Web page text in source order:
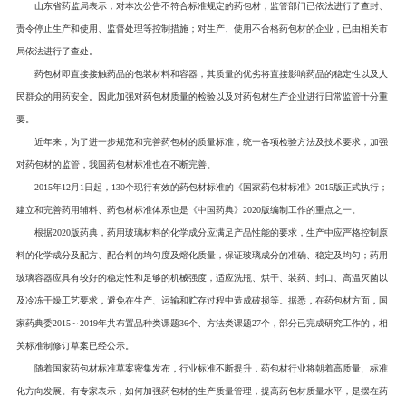
山东省药监局表示，对本次公告不符合标准规定的药包材，监管部门已依法进行了查封、
责令停止生产和使用、监督处理等控制措施；对生产、使用不合格药包材的企业，已由相关市
局依法进行了查处。
药包材即直接接触药品的包装材料和容器，其质量的优劣将直接影响药品的稳定性以及人
民群众的用药安全。因此加强对药包材质量的检验以及对药包材生产企业进行日常监管十分重
要。
近年来，为了进一步规范和完善药包材的质量标准，统一各项检验方法及技术要求，加强
对药包材的监管，我国药包材标准也在不断完善。
2015年12月1日起，130个现行有效的药包材标准的《国家药包材标准》2015版正式执行；
建立和完善药用辅料、药包材标准体系也是《中国药典》2020版编制工作的重点之一。
根据2020版药典，药用玻璃材料的化学成分应满足产品性能的要求，生产中应严格控制原
料的化学成分及配方、配合料的均匀度及熔化质量，保证玻璃成分的准确、稳定及均匀；药用
玻璃容器应具有较好的稳定性和足够的机械强度，适应洗瓶、烘干、装药、封口、高温灭菌以
及冷冻干燥工艺要求，避免在生产、运输和贮存过程中造成破损等。据悉，在药包材方面，国
家药典委2015～2019年共布置品种类课题36个、方法类课题27个，部分已完成研究工作的，相
关标准制修订草案已经公示。
随着国家药包材标准草案密集发布，行业标准不断提升，药包材行业将朝着高质量、标准
化方向发展。有专家表示，如何加强药包材的生产质量管理，提高药包材质量水平，是摆在药